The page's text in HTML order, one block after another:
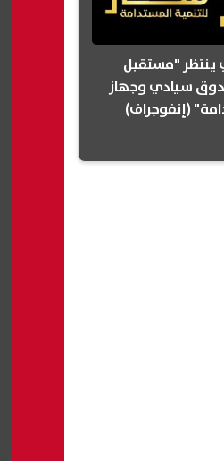
ينتظر "مستقبل
سيادي وجهاز
(إنفوجراف)